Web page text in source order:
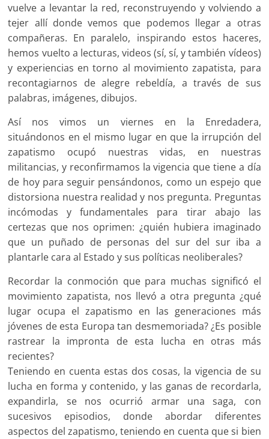
vuelve a levantar la red, reconstruyendo y volviendo a
tejer allí donde vemos que podemos llegar a otras
compañeras. En paralelo, inspirando estos haceres,
hemos vuelto a lecturas, videos (sí, sí, y también vídeos)
y experiencias en torno al movimiento zapatista, para
recontagiarnos de alegre rebeldía, a través de sus
palabras, imágenes, dibujos.
Así nos vimos un viernes en la Enredadera,
situándonos en el mismo lugar en que la irrupción del
zapatismo ocupó nuestras vidas, en nuestras
militancias, y reconfirmamos la vigencia que tiene a día
de hoy para seguir pensándonos, como un espejo que
distorsiona nuestra realidad y nos pregunta. Preguntas
incómodas y fundamentales para tirar abajo las
certezas que nos oprimen: ¿quién hubiera imaginado
que un puñado de personas del sur del sur iba a
plantarle cara al Estado y sus políticas neoliberales?
Recordar la conmoción que para muchas significó el
movimiento zapatista, nos llevó a otra pregunta ¿qué
lugar ocupa el zapatismo en las generaciones más
jóvenes de esta Europa tan desmemoriada? ¿Es posible
rastrear la impronta de esta lucha en otras más
recientes?
Teniendo en cuenta estas dos cosas, la vigencia de su
lucha en forma y contenido, y las ganas de recordarla,
expandirla, se nos ocurrió armar una saga, con
sucesivos episodios, donde abordar diferentes
aspectos del zapatismo, teniendo en cuenta que si bien